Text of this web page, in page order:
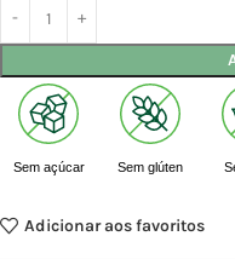
Sem açúcar Sem glúten
Adicionar aos favoritos